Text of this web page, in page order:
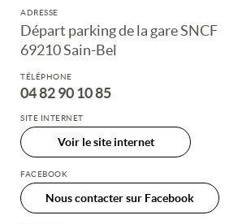
ADRESSE
Départ parking de la gare SNCF
69210 Sain-Bel
TÉLÉPHONE
04 82 90 10 85
SITE INTERNET
Voir le site internet
FACEBOOK
Nous contacter sur Facebook